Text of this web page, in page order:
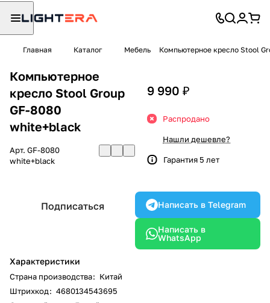
Главная Каталог Мебель Компьютерное кресло Stool
Компьютерное
кресло Stool Group
GF-8080
white+black
Арт. GF-8080
white+black
Подписаться
Характеристики
Страна производства: Китай
Штрихкод: 4680134543695
9 990 ₽
Распродано
Нашли дешевле?
Гарантия 5 лет
Написать в Telegram
Написать в
WhatsApp